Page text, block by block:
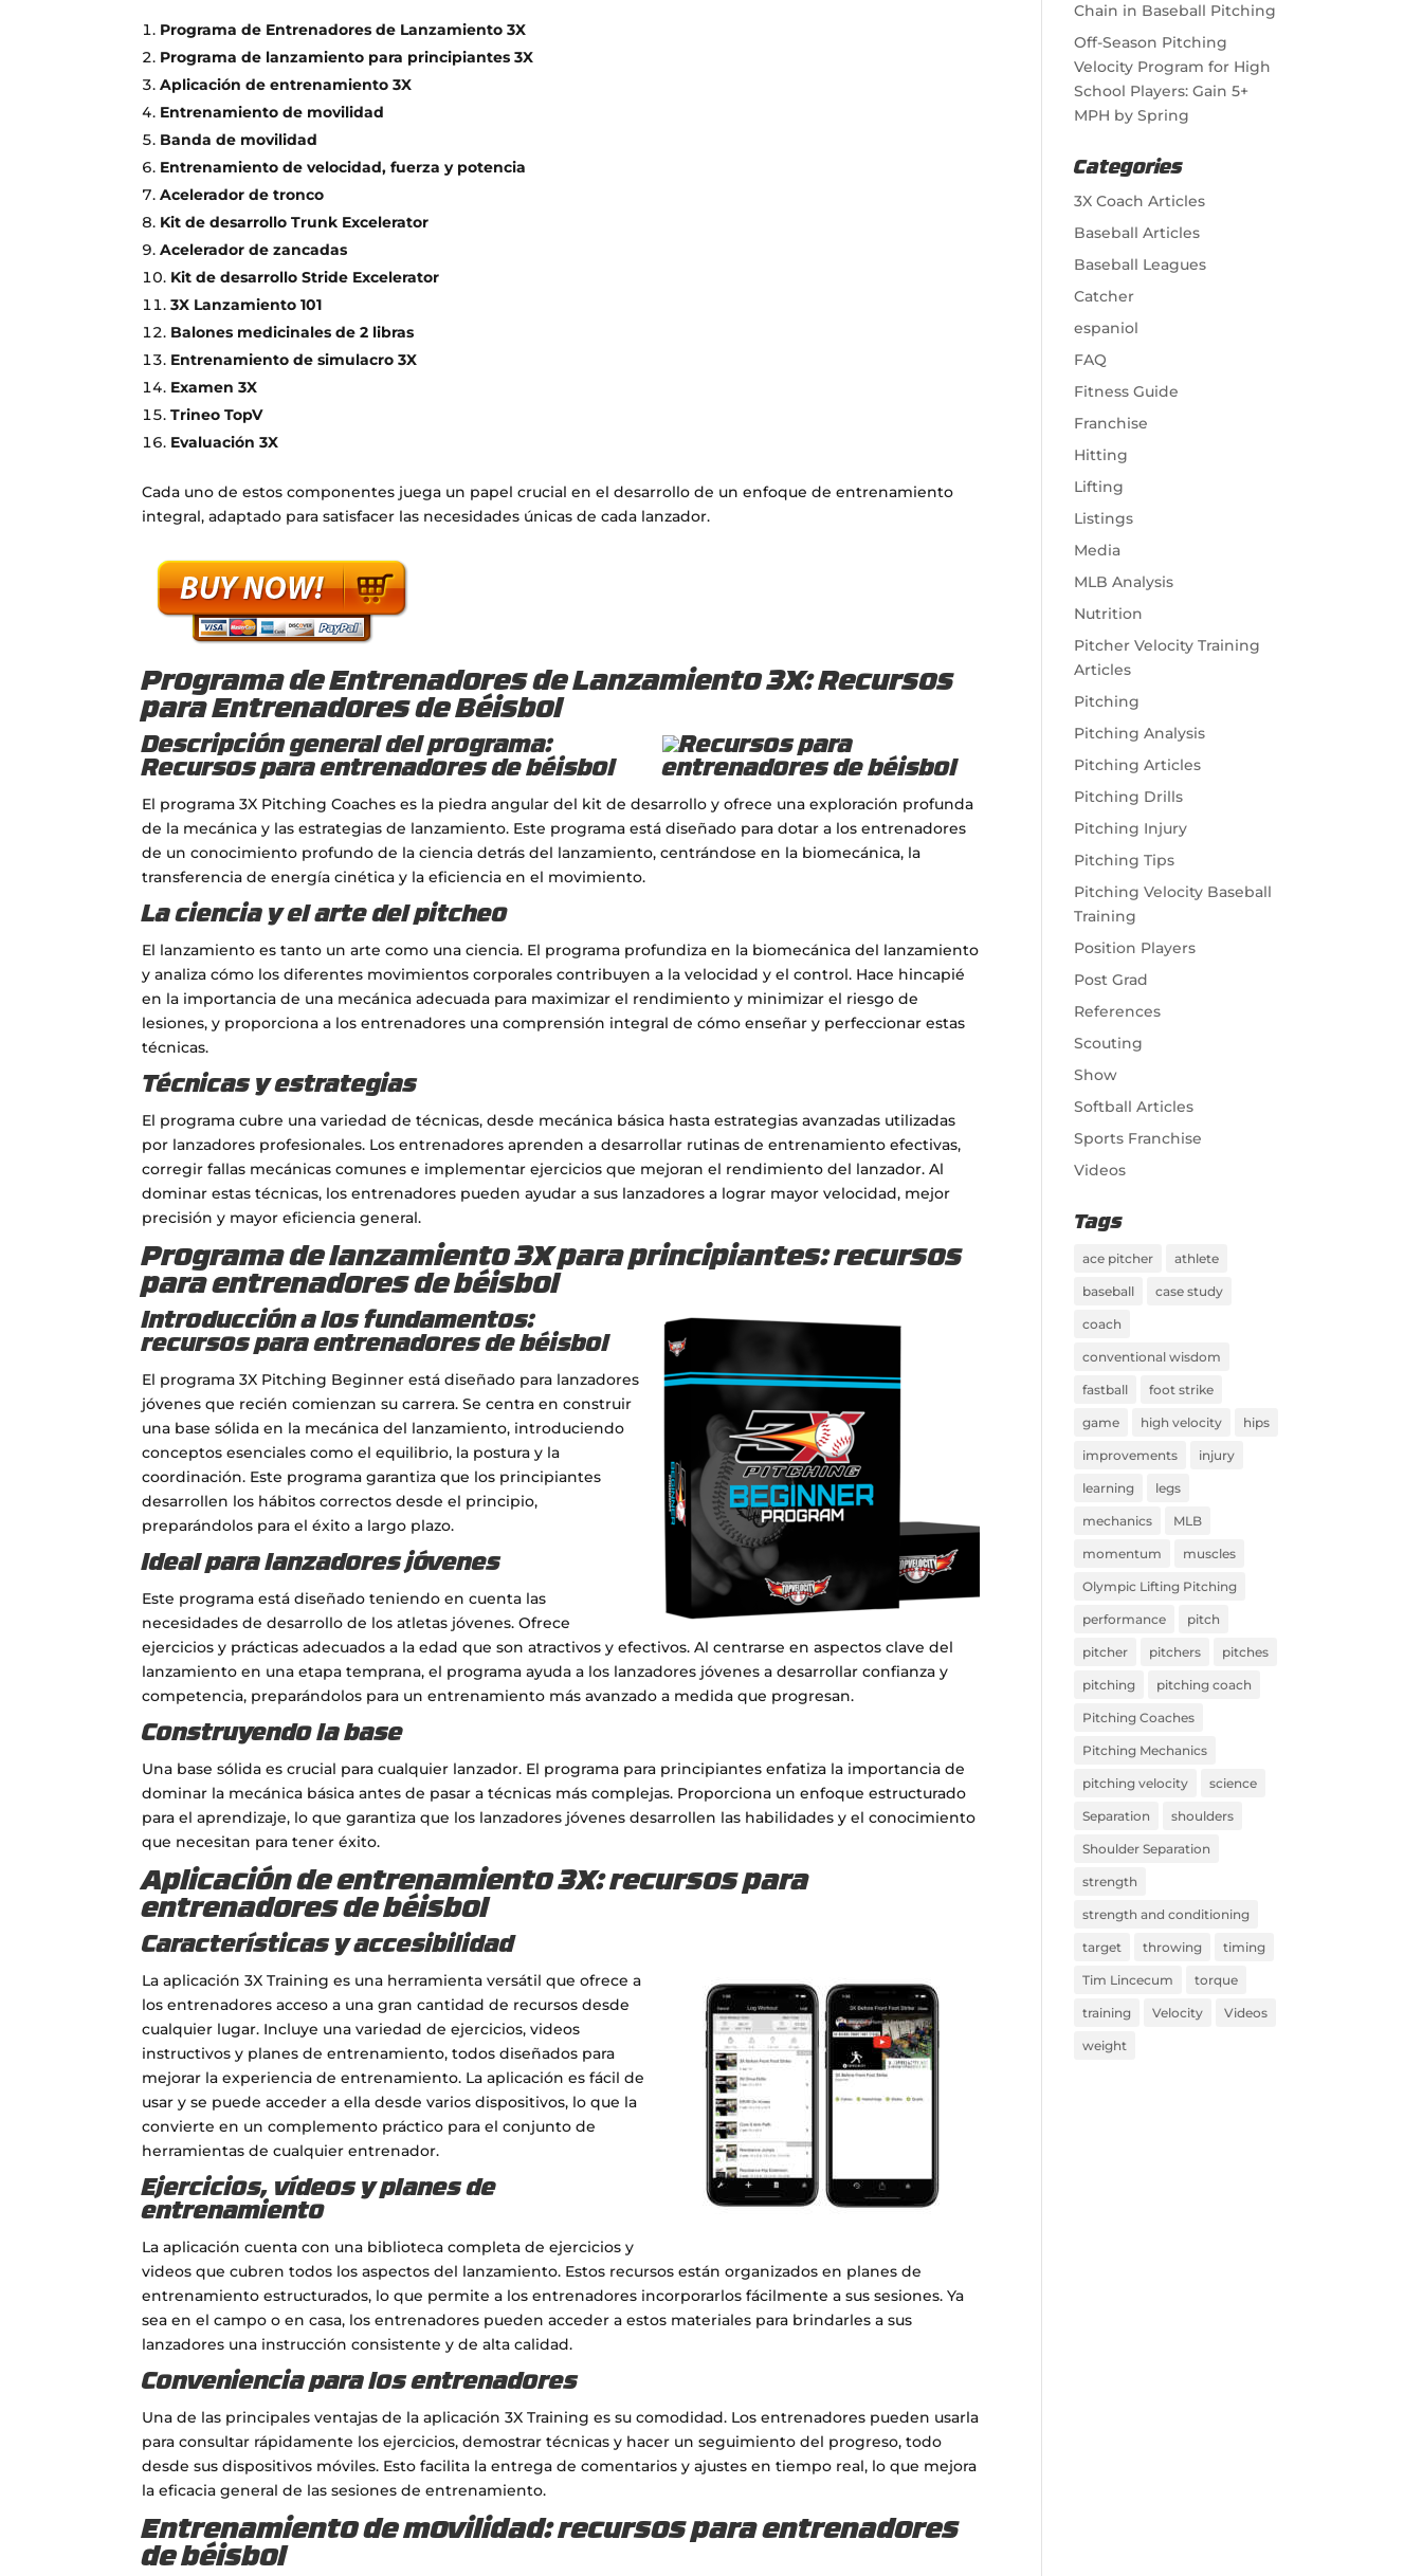
Programa de Entrenadores de Lanzamiento 3X
Programa de lanzamiento para principiantes 3X
Aplicación de entrenamiento 3X
Entrenamiento de movilidad
Banda de movilidad
Entrenamiento de velocidad, fuerza y ​​potencia
Acelerador de tronco
Kit de desarrollo Trunk Excelerator
Acelerador de zancadas
Kit de desarrollo Stride Excelerator
3X Lanzamiento 101
Balones medicinales de 2 libras
Entrenamiento de simulacro 3X
Examen 3X
Trineo TopV
Evaluación 3X
Cada uno de estos componentes juega un papel crucial en el desarrollo de un enfoque de entrenamiento
integral, adaptado para satisfacer las necesidades únicas de cada lanzador.
Programa de Entrenadores de Lanzamiento 3X: Recursos
para Entrenadores de Béisbol
Descripción general del programa:
Recursos para entrenadores de béisbol
El programa 3X Pitching Coaches es la piedra angular del kit de desarrollo y ofrece una exploración profunda
de la mecánica y las estrategias de lanzamiento. Este programa está diseñado para dotar a los entrenadores
de un conocimiento profundo de la ciencia detrás del lanzamiento, centrándose en la biomecánica, la
transferencia de energía cinética y la eficiencia en el movimiento.
La ciencia y el arte del pitcheo
El lanzamiento es tanto un arte como una ciencia. El programa profundiza en la biomecánica del lanzamiento
y analiza cómo los diferentes movimientos corporales contribuyen a la velocidad y el control. Hace hincapié
en la importancia de una mecánica adecuada para maximizar el rendimiento y minimizar el riesgo de
lesiones, y proporciona a los entrenadores una comprensión integral de cómo enseñar y perfeccionar estas
técnicas.
Técnicas y estrategias
El programa cubre una variedad de técnicas, desde mecánica básica hasta estrategias avanzadas utilizadas
por lanzadores profesionales. Los entrenadores aprenden a desarrollar rutinas de entrenamiento efectivas,
corregir fallas mecánicas comunes e implementar ejercicios que mejoran el rendimiento del lanzador. Al
dominar estas técnicas, los entrenadores pueden ayudar a sus lanzadores a lograr mayor velocidad, mejor
precisión y mayor eficiencia general.
Programa de lanzamiento 3X para principiantes: recursos
para entrenadores de béisbol
Introducción a los fundamentos:
recursos para entrenadores de béisbol
El programa 3X Pitching Beginner está diseñado para lanzadores
jóvenes que recién comienzan su carrera. Se centra en construir
una base sólida en la mecánica del lanzamiento, introduciendo
conceptos esenciales como el equilibrio, la postura y la
coordinación. Este programa garantiza que los principiantes
desarrollen los hábitos correctos desde el principio,
preparándolos para el éxito a largo plazo.
Ideal para lanzadores jóvenes
Este programa está diseñado teniendo en cuenta las
necesidades de desarrollo de los atletas jóvenes. Ofrece
ejercicios y prácticas adecuados a la edad que son atractivos y efectivos. Al centrarse en aspectos clave del
lanzamiento en una etapa temprana, el programa ayuda a los lanzadores jóvenes a desarrollar confianza y
competencia, preparándolos para un entrenamiento más avanzado a medida que progresan.
Construyendo la base
Una base sólida es crucial para cualquier lanzador. El programa para principiantes enfatiza la importancia de
dominar la mecánica básica antes de pasar a técnicas más complejas. Proporciona un enfoque estructurado
para el aprendizaje, lo que garantiza que los lanzadores jóvenes desarrollen las habilidades y el conocimiento
que necesitan para tener éxito.
Aplicación de entrenamiento 3X: recursos para
entrenadores de béisbol
Características y accesibilidad
La aplicación 3X Training es una herramienta versátil que ofrece a
los entrenadores acceso a una gran cantidad de recursos desde
cualquier lugar. Incluye una variedad de ejercicios, videos
instructivos y planes de entrenamiento, todos diseñados para
mejorar la experiencia de entrenamiento. La aplicación es fácil de
usar y se puede acceder a ella desde varios dispositivos, lo que la
convierte en un complemento práctico para el conjunto de
herramientas de cualquier entrenador.
Ejercicios, vídeos y planes de
entrenamiento
La aplicación cuenta con una biblioteca completa de ejercicios y
videos que cubren todos los aspectos del lanzamiento. Estos recursos están organizados en planes de
entrenamiento estructurados, lo que permite a los entrenadores incorporarlos fácilmente a sus sesiones. Ya
sea en el campo o en casa, los entrenadores pueden acceder a estos materiales para brindarles a sus
lanzadores una instrucción consistente y de alta calidad.
Conveniencia para los entrenadores
Una de las principales ventajas de la aplicación 3X Training es su comodidad. Los entrenadores pueden usarla
para consultar rápidamente los ejercicios, demostrar técnicas y hacer un seguimiento del progreso, todo
desde sus dispositivos móviles. Esto facilita la entrega de comentarios y ajustes en tiempo real, lo que mejora
la eficacia general de las sesiones de entrenamiento.
Entrenamiento de movilidad: recursos para entrenadores
de béisbol
Chain in Baseball Pitching
Off-Season Pitching
Velocity Program for High
School Players: Gain 5+
MPH by Spring
Categories
3X Coach Articles
Baseball Articles
Baseball Leagues
Catcher
espaniol
FAQ
Fitness Guide
Franchise
Hitting
Lifting
Listings
Media
MLB Analysis
Nutrition
Pitcher Velocity Training
Articles
Pitching
Pitching Analysis
Pitching Articles
Pitching Drills
Pitching Injury
Pitching Tips
Pitching Velocity Baseball
Training
Position Players
Post Grad
References
Scouting
Show
Softball Articles
Sports Franchise
Videos
Tags
ace pitcher athlete
baseball case study
coach
conventional wisdom
fastball foot strike
game high velocity hips
improvements injury
learning legs
mechanics MLB
momentum muscles
Olympic Lifting Pitching
performance pitch
pitcher pitchers pitches
pitching pitching coach
Pitching Coaches
Pitching Mechanics
pitching velocity science
Separation shoulders
Shoulder Separation
strength
strength and conditioning
target throwing timing
Tim Lincecum torque
training Velocity Videos
weight